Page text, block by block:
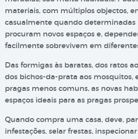
materiais, com múltiplos objectos,
casualmente quando determinadas
procuram novos espaços e,
facilmente sobrevivem em
Das formigas às baratas, dos ratos
dos bichos-da-prata aos mosquitos,
pragas menos comuns, as novas
espaços ideais para as pragas
Quando compra uma casa, deve,
infestações, selar frestas,